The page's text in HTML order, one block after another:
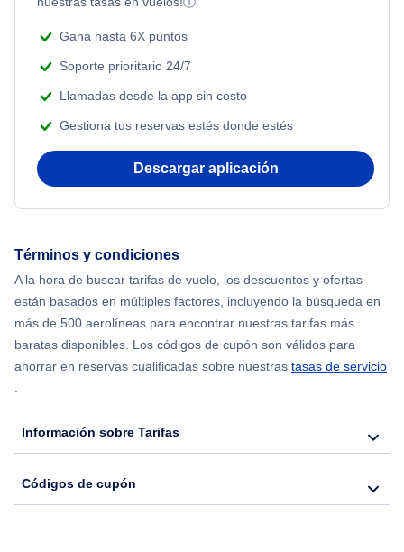
Flights Under $199
Flights from Nueva York to Estanbul
Flights from Nueva York to Atenas
Flights from Shanghai to Nueva York
Flights from Delhi to Nueva York
Flights from Chicago to Delhi
Flights from Nueva York to Hong Kong
Flights from Nueva York to Lisboa
Romantic Vacations
Adventure Vacations
Gana hasta 6X puntos
Soporte prioritario 24/7
Llamadas desde la app sin costo
Gestiona tus reservas estés donde estés
Descargar aplicación
Términos y condiciones
A la hora de buscar tarifas de vuelo, los descuentos y ofertas
están basados en múltiples factores, incluyendo la búsqueda en
más de 500 aerolíneas para encontrar nuestras tarifas más
baratas disponibles. Los códigos de cupón son válidos para
ahorrar en reservas cualificadas sobre nuestras tasas de servicio
.
Información sobre Tarifas
Códigos de cupón